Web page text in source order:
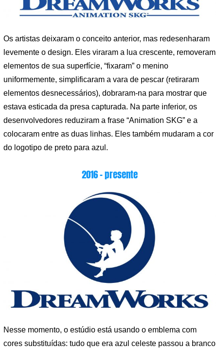
Os artistas deixaram o conceito anterior, mas redesenharam
levemente o design. Eles viraram a lua crescente, removeram
elementos de sua superfície, “fixaram” o menino
uniformemente, simplificaram a vara de pescar (retiraram
elementos desnecessários), dobraram-na para mostrar que
estava esticada da presa capturada. Na parte inferior, os
desenvolvedores reduziram a frase “Animation SKG” e a
colocaram entre as duas linhas. Eles também mudaram a cor
do logotipo de preto para azul.
2016 – presente
Nesse momento, o estúdio está usando o emblema com
cores substituídas: tudo que era azul celeste passou a branco